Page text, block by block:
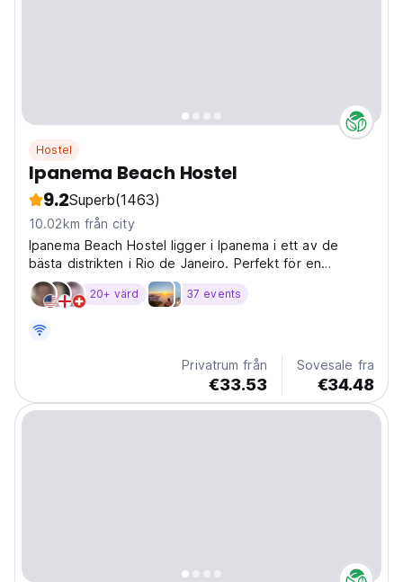
Hostel
Ipanema Beach Hostel
9.2Superb(1463)
10.02km från city
Ipanema Beach Hostel ligger i Ipanema i ett av de
bästa distrikten i Rio de Janeiro. Perfekt för en
oförglömlig saty.
20+ värd 37 events
Privatrum från
€33.53
Sovesale fra
€34.48